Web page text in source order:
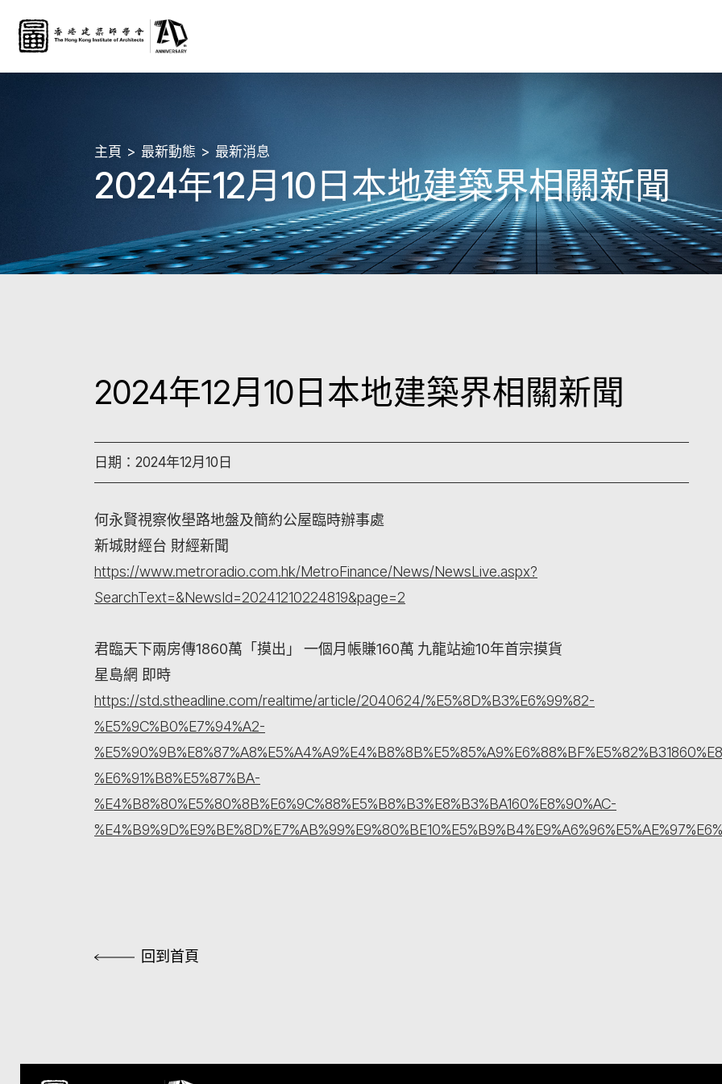
主頁 最新動態 最新消息
2024年12月10日本地建築界相關新聞
2024年12月10日本地建築界相關新聞
日期：2024年12月10日
何永賢視察攸壆路地盤及簡約公屋臨時辦事處
新城財經台 財經新聞
https://www.metroradio.com.hk/MetroFinance/News/NewsLive.aspx?
SearchText=&NewsId=20241210224819&page=2
君臨天下兩房傳1860萬「摸出」 一個月帳賺160萬 九龍站逾10年首宗摸貨
星島網 即時
https://std.stheadline.com/realtime/article/2040624/%E5%8D%B3%E6%99%82-
%E5%9C%B0%E7%94%A2-
%E6%91%B8%E5%87%BA-
%E4%B8%80%E5%80%8B%E6%9C%88%E5%B8%B3%E8%B3%BA160%E8%90%AC-
回到首頁